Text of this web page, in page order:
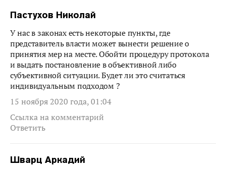
Пастухов Николай
У нас в законах есть некоторые пункты, где
представитель власти может вынести решение о
принятия мер на месте. Обойти процедуру протокола
и выдать постановление в объективной либо
субъективной ситуации. Будет ли это считаться
индивидуальным подходом ?
15 ноября 2020 года, 01:04
Ссылка на комментарий
Ответить
Шварц Аркадий